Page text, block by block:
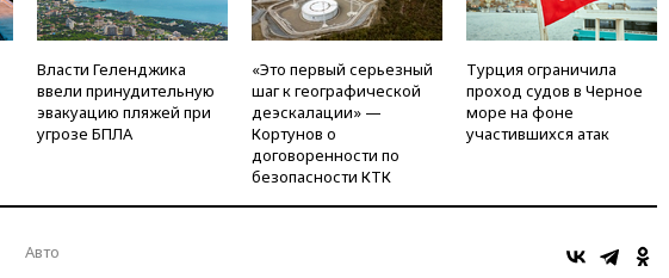
Власти Геленджика
ввели принудительную
эвакуацию пляжей при
угрозе БПЛА
«Это первый серьезный
шаг к географической
деэскалации» —
Кортунов о
договоренности по
безопасности КТК
Турция ограничила
проход судов в Черное
море на фоне
участившихся атак
Авто